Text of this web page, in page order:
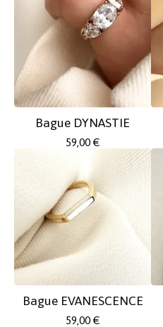
Bague DYNASTIE
59,00 €
Bague EVANESCENCE
59,00 €